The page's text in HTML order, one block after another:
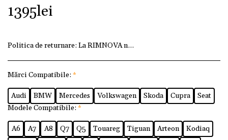
1395lei
Politica de returnare: La RIMNOVA ne dorim ca fiecare
Mărci Compatibile: *
Audi BMW Mercedes Volkswagen Skoda Cupra
Seat
Modele Compatibile: *
A6 A7 A8 Q7 Q5 Touareg Tiguan Arteon
Kodiaq